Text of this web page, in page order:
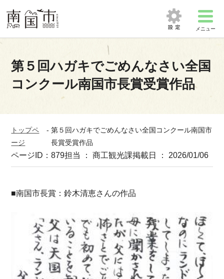
メニュー
第５回ハガキでごめんなさい全国
コンクール南国市長賞受賞作品
トップペ
ージ
-第５回ハガキでごめんなさい全国コンクール南国市
長賞受賞作品
ページID：879担当 ： 商工観光課掲載日 ： 2026/01/06
■南国市長賞：鈴木清恵さんの作品